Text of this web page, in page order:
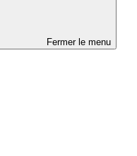
Fermer le menu